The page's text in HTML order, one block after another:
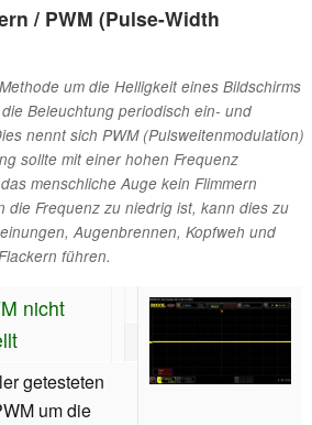
/ PWM (Pulse-Width
um die Helligkeit eines Bildschirms
Beleuchtung periodisch ein- und
nennt sich PWM (Pulsweitenmodulation)
sollte mit einer hohen Frequenz
menschliche Auge kein Flimmern
die Frequenz zu niedrig ist, kann dies zu
Augenbrennen, Kopfweh und
führen.
nicht
getesteten
um die